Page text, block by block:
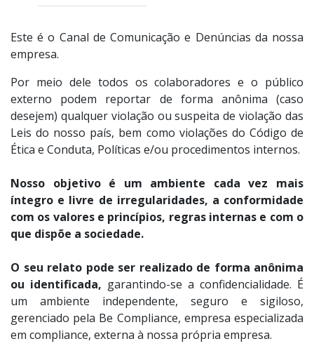
Este é o Canal de Comunicação e Denúncias da nossa
empresa.
Por meio dele todos os colaboradores e o público
externo podem reportar de forma anônima (caso
desejem) qualquer violação ou suspeita de violação das
Leis do nosso país, bem como violações do Código de
Ética e Conduta, Políticas e/ou procedimentos internos.
Nosso objetivo é um ambiente cada vez mais
íntegro e livre de irregularidades, a conformidade
com os valores e princípios, regras internas e com o
que dispõe a sociedade.
O seu relato pode ser realizado de forma anônima
ou identificada, garantindo-se a confidencialidade. É
um ambiente independente, seguro e sigiloso,
gerenciado pela Be Compliance, empresa especializada
em compliance, externa à nossa própria empresa.